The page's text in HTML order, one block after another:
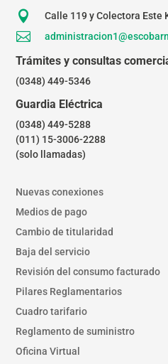
 Calle 119 y Colectora Este

Trámites y consultas
(0348) 449-5346
Guardia Eléctrica
(0348) 449-5288
(011) 15-3006-2288
(solo llamadas)
Nuevas conexiones
Medios de pago
Cambio de titularidad
Baja del servicio
Revisión del consumo facturado
Pilares Reglamentarios
Cuadro tarifario
Reglamento de suministro
Oficina Virtual